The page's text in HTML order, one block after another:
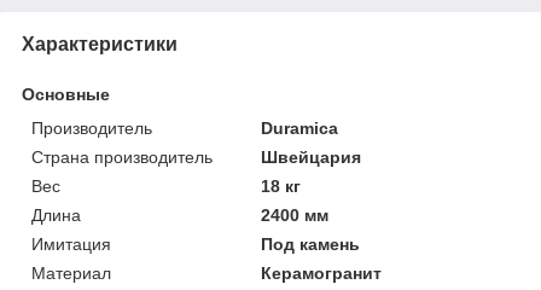
Характеристики
Основные
Производитель
Duramica
Страна производитель
Швейцария
Вес
18 кг
Длина
2400 мм
Имитация
Под камень
Материал
Керамогранит